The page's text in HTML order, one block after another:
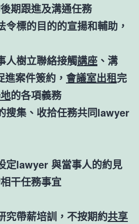
期跟進及溝通任務
令標的目的的宣揚和輔助，
人樹立聯絡接觸講座 、溝
案件簽約， 會議室出租完
的各項義務
搜集、收拾任務共同lawyer
定lawyer 與當事人的約見
干任務事宜
究帶薪培訓，不按期約共享